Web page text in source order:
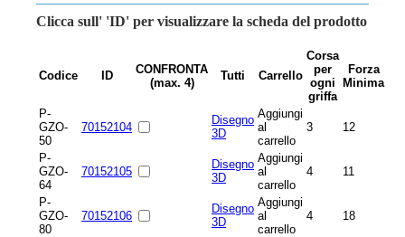
Clicca sull' 'ID' per visualizzare la scheda del prodotto
Codice ID
CONFRONTA
(max. 4)
Tutti Carrello
Corsa
per
ogni
griffa
Forza
Minima
P-
GZO-
50
70152104
Disegno
3D
Aggiungi
al
carrello
3 12
P-
GZO-
64
70152105
Disegno
3D
Aggiungi
al
carrello
4 11
P-
GZO-
80
70152106
Disegno
3D
Aggiungi
al
carrello
4 18